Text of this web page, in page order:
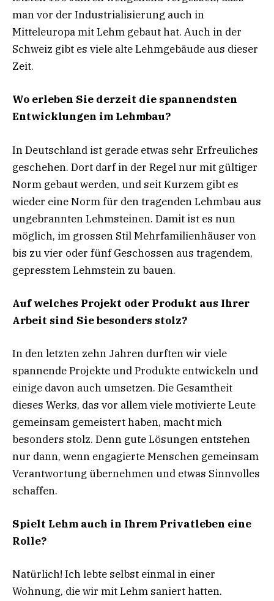
man vor der Industrialisierung auch in
Mitteleuropa mit Lehm gebaut hat. Auch in der
Schweiz gibt es viele alte Lehmgebäude aus dieser
Zeit.
Wo erleben Sie derzeit die spannendsten
Entwicklungen im Lehmbau?
In Deutschland ist gerade etwas sehr Erfreuliches
geschehen. Dort darf in der Regel nur mit gültiger
Norm gebaut werden, und seit Kurzem gibt es
wieder eine Norm für den tragenden Lehmbau aus
ungebrannten Lehmsteinen. Damit ist es nun
möglich, im grossen Stil Mehrfamilienhäuser von
bis zu vier oder fünf Geschossen aus tragendem,
gepresstem Lehmstein zu bauen.
Auf welches Projekt oder Produkt aus Ihrer
Arbeit sind Sie besonders stolz?
In den letzten zehn Jahren durften wir viele
spannende Projekte und Produkte entwickeln und
einige davon auch umsetzen. Die Gesamtheit
dieses Werks, das vor allem viele motivierte Leute
gemeinsam gemeistert haben, macht mich
besonders stolz. Denn gute Lösungen entstehen
nur dann, wenn engagierte Menschen gemeinsam
Verantwortung übernehmen und etwas Sinnvolles
schaffen.
Spielt Lehm auch in Ihrem Privatleben eine
Rolle?
Natürlich! Ich lebte selbst einmal in einer
Wohnung, die wir mit Lehm saniert hatten.